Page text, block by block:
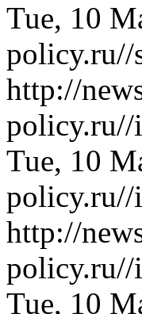
Tue, 10
policy.ru//
http://
policy.ru//
Tue, 10
policy.ru//
http://
policy.ru//
Tue, 10